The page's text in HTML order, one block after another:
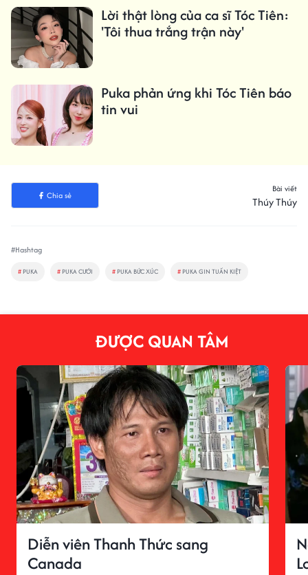
Lời thật lòng của ca sĩ Tóc Tiên:
'Tôi thua trắng trận này'
Puka phản ứng khi Tóc Tiên báo
tin vui
Chia sẻ
Bài viết
Thúy Thúy
#Hashtag
# PUKA # PUKA CƯỚI # PUKA BỨC XÚC # PUKA GIN TUẤN KIỆT
ĐƯỢC QUAN TÂM
Diễn viên Thanh Thức sang
Canada